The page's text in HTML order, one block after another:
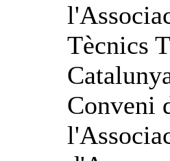
Tècnics
Conveni